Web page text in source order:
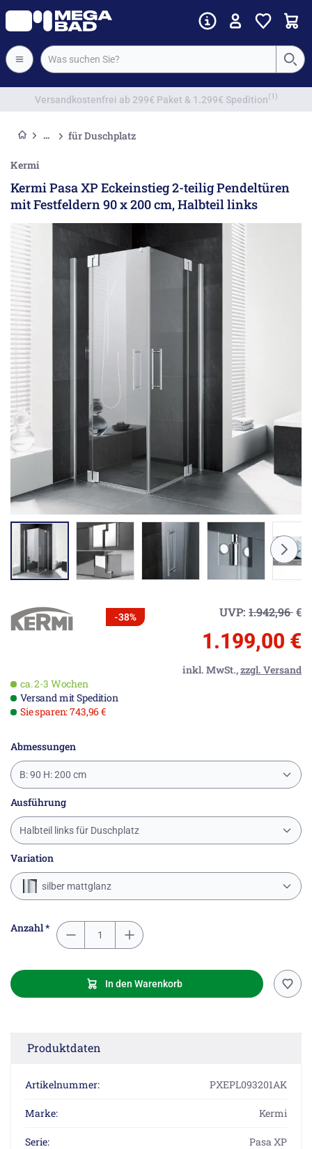
Vorkassenrabatt
für Duschplatz
Kermi
Kermi Pasa XP Eckeinstieg 2-teilig Pendeltüren
mit Festfeldern 90 x 200 cm, Halbteil links
-38% UVP: 1.942,96€
1.199,00 €
inkl. MwSt.,zzgl. Versand
ca. 2-3 Wochen
Versand mit Spedition
Sie sparen: 743,96 €
Abmessungen
B: 90 H: 200 cm
Ausführung
Halbteil links für Duschplatz
Variation
silber mattglanz
Anzahl *
In den Warenkorb
Produktdaten
Artikelnummer: PXEPL093201AK
Marke: Kermi
Serie: Pasa XP